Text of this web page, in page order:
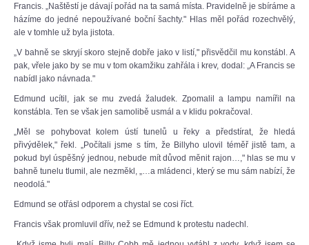
Francis. „Naštěstí je dávají pořád na ta samá místa. Pravidelně je sbíráme a
házíme do jedné nepoužívané boční šachty." Hlas měl pořád rozechvělý,
ale v tomhle už byla jistota.
„V bahně se skryjí skoro stejně dobře jako v listí," přisvědčil mu konstábl. A
pak, vřele jako by se mu v tom okamžiku zahřála i krev, dodal: „A Francis se
nabídl jako návnada."
Edmund ucítil, jak se mu zvedá žaludek. Zpomalil a lampu namířil na
konstábla. Ten se však jen samolibě usmál a v klidu pokračoval.
„Měl se pohybovat kolem ústí tunelů u řeky a předstírat, že hledá
přivýdělek," řekl. „Počítali jsme s tím, že Billyho ulovil téměř jistě tam, a
pokud byl úspěšný jednou, nebude mít důvod měnit rajon…," hlas se mu v
bahně tunelu tlumil, ale nezměkl, „…a mládenci, který se mu sám nabízí, že
neodolá."
Edmund se otřásl odporem a chystal se cosi říct.
Francis však promluvil dřív, než se Edmund k protestu nadechl.